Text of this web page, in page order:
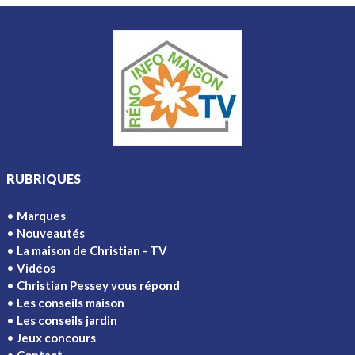
RUBRIQUES
Marques
Nouveautés
La maison de Christian - TV
Vidéos
Christian Pessey vous répond
Les conseils maison
Les conseils jardin
Jeux concours